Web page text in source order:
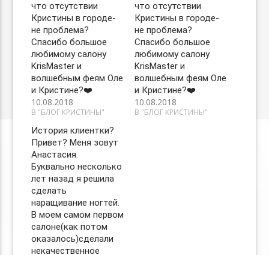
что отсутствии
Кристины в городе-
не проблема?
Спасибо большое
любимому салону
KrisMaster и
волшебным феям Оле
и Кристине?❤️
10.08.2018
В "БЛОГ КРИСТИНЫ"
что отсутствии
Кристины в городе-
не проблема?
Спасибо большое
любимому салону
KrisMaster и
волшебным феям Оле
и Кристине?❤️
10.08.2018
В "БЛОГ КРИСТИНЫ"
История клиентки?
Привет? Меня зовут
Анастасия.
Буквально несколько
лет назад я решила
сделать
наращивание ногтей.
В моем самом первом
салоне(как потом
оказалось)сделали
некачественное